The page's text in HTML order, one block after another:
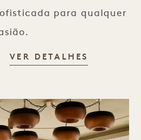
para qualquer
VER DETALHES